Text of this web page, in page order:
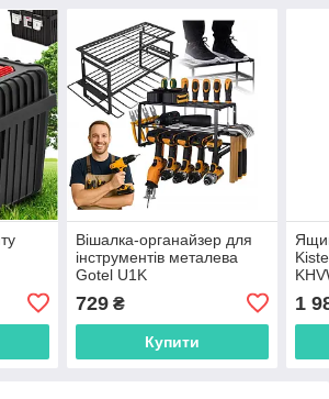
Вішалка-органайзер для
інструментів металева
Gotel U1K
729₴
Купити
1